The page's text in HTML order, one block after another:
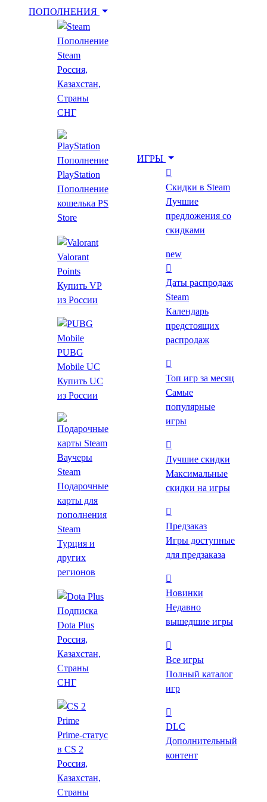
ПОПОЛНЕНИЯ
Пополнение
Steam
Россия,
Казахстан,
Страны
СНГ
Пополнение
PlayStation
Пополнение
кошелька PS
Store
Valorant
Points
Купить VP
из России
PUBG
Mobile UC
Купить UC
из России
Ваучеры
Steam
Подарочные
карты для
пополнения
Steam
Турция и
других
регионов
Подписка
Dota Plus
Россия,
Казахстан,
Страны
СНГ
Prime-статус
в CS 2
Россия,
Казахстан,
Страны
ИГРЫ
Скидки в Steam
Лучшие
предложения со
скидками
new
Даты распродаж
Steam
Календарь
предстоящих
распродаж
Топ игр за месяц
Самые
популярные
игры
Лучшие скидки
Максимальные
скидки на игры
Предзаказ
Игры доступные
для предзаказа
Новинки
Недавно
вышедшие игры
Все игры
Полный каталог
игр
DLC
Дополнительный
контент
Укажи игру для поиска лучшей цены
Показать фильтр
Главная
1C: Maddox Games
1C: Maddox Games
Топ за месяцnew
Предзаказ Новинки Выгодные скидки
Цена
Жанр
Экшены
Инди
Стратегии
Приключенческие
Казуальные
Симуляторы
Гонки
Спортивные
Многопользовательские
Теги
Платформа
Windows
MAC
Linux
Режим игры
Для одного игрока
Для нескольких игроков
Против игроков
Против игроков (по сети)